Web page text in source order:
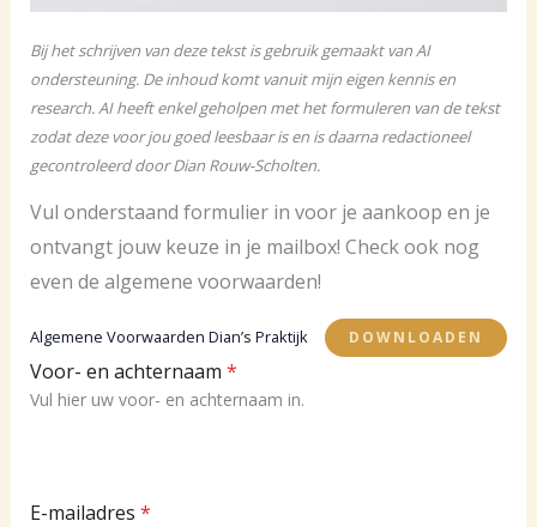
Bij het schrijven van deze tekst is gebruik gemaakt van AI
ondersteuning. De inhoud komt vanuit mijn eigen kennis en
research. AI heeft enkel geholpen met het formuleren van de tekst
zodat deze voor jou goed leesbaar is en is daarna redactioneel
gecontroleerd door Dian Rouw-Scholten.
Vul onderstaand formulier in voor je aankoop en je
ontvangt jouw keuze in je mailbox! Check ook nog
even de algemene voorwaarden!
Algemene Voorwaarden Dian’s Praktijk DOWNLOADEN
Voor- en achternaam *
Vul hier uw voor- en achternaam in.
E-mailadres *